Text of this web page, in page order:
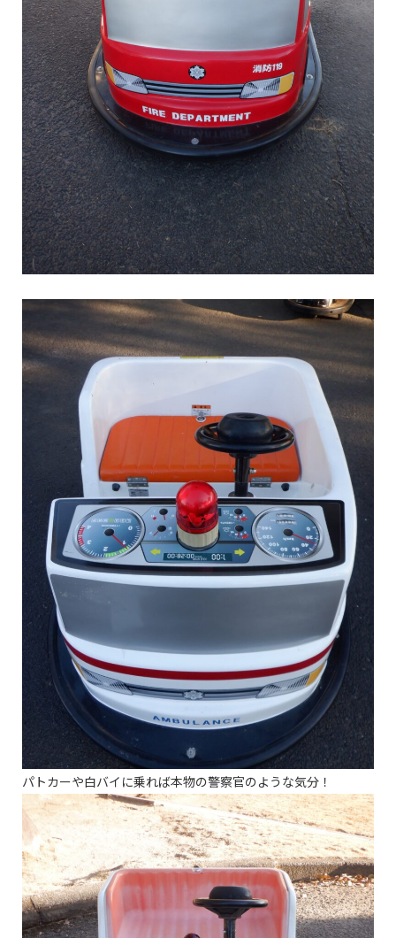
パトカーや白バイに乗れば本物の警察官のような気分！